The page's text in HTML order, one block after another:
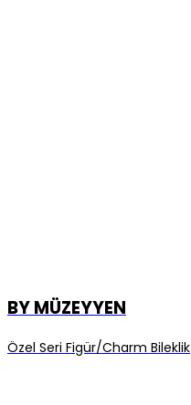
BY MÜZEYYEN
Özel Seri Figür/Charm Bileklik